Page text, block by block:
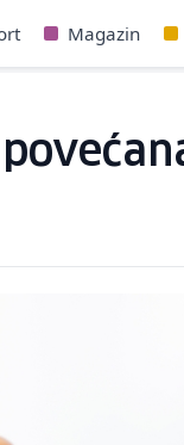
Magazin